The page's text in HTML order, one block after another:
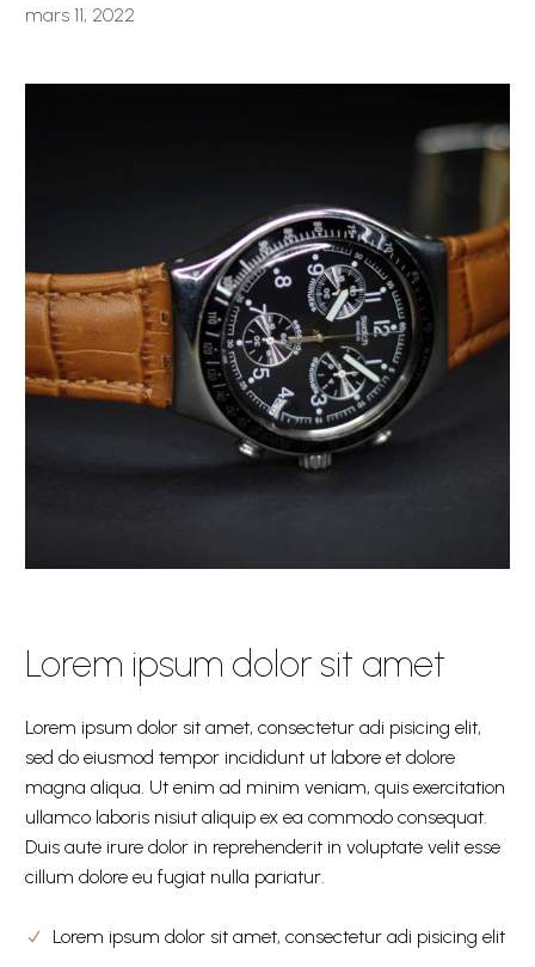
mars 11, 2022
Lorem ipsum dolor sit amet
Lorem ipsum dolor sit amet, consectetur adi pisicing elit,
sed do eiusmod tempor incididunt ut labore et dolore
magna aliqua. Ut enim ad minim veniam, quis exercitation
ullamco laboris nisiut aliquip ex ea commodo consequat.
Duis aute irure dolor in reprehenderit in voluptate velit esse
cillum dolore eu fugiat nulla pariatur.
Lorem ipsum dolor sit amet, consectetur adi pisicing elit